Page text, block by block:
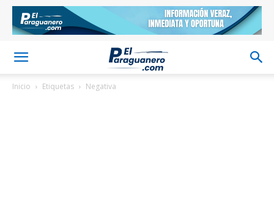
Inicio Etiquetas Negativa